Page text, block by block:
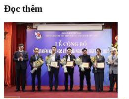
Đọc thêm